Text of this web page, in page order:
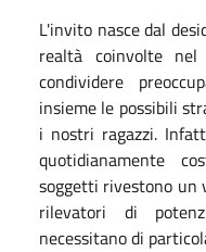
L'invito nasce dal
realtà coinvolte
condividere
insieme le possibili
i nostri ragazzi.
quotidianamente
soggetti rivestono un
rilevatori di
necessitano di